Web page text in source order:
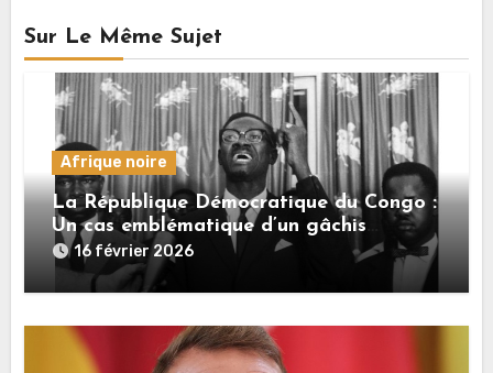
Sur Le Même Sujet
Afrique noire
La République Démocratique du Congo :
Un cas emblématique d’un gâchis
monumental
16 février 2026